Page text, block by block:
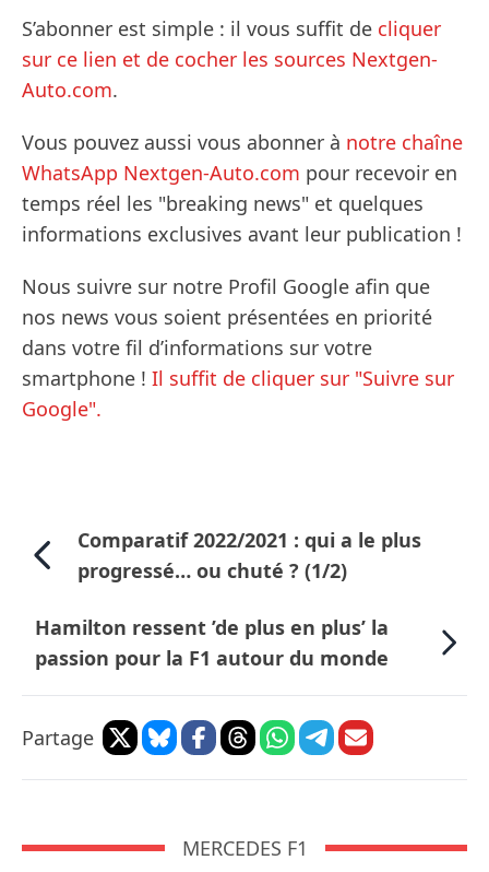
S’abonner est simple : il vous suffit de cliquer
sur ce lien et de cocher les sources Nextgen-
Auto.com.
Vous pouvez aussi vous abonner à notre chaîne
WhatsApp Nextgen-Auto.com pour recevoir en
temps réel les "breaking news" et quelques
informations exclusives avant leur publication !
Nous suivre sur notre Profil Google afin que
nos news vous soient présentées en priorité
dans votre fil d’informations sur votre
smartphone ! Il suffit de cliquer sur "Suivre sur
Google".
Comparatif 2022/2021 : qui a le plus
progressé… ou chuté ? (1/2)
Hamilton ressent ’de plus en plus’ la
passion pour la F1 autour du monde
Partage
MERCEDES F1